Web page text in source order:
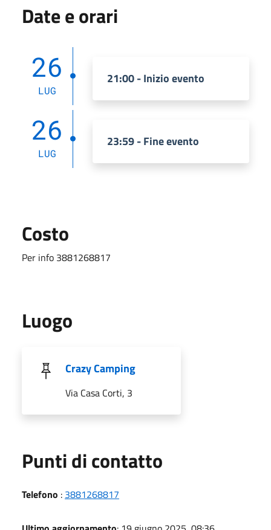
Date e orari
26
LUG
21:00 - Inizio evento
26
LUG
23:59 - Fine evento
Costo
Per info 3881268817
Luogo
Crazy Camping
Via Casa Corti, 3
Punti di contatto
Telefono : 3881268817